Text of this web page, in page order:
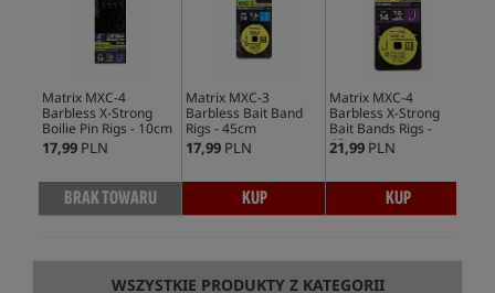
Matrix MXC-4
Barbless X-Strong
Boilie Pin Rigs - 10cm
17,99 PLN
BRAK TOWARU
Matrix MXC-3
Barbless Bait Band
Rigs - 45cm
17,99 PLN
KUP
Matrix MXC-4
Barbless X-Strong
Bait Bands Rigs -
45cm
21,99 PLN
KUP
WSZYSTKIE PRODUKTY Z KATEGORII